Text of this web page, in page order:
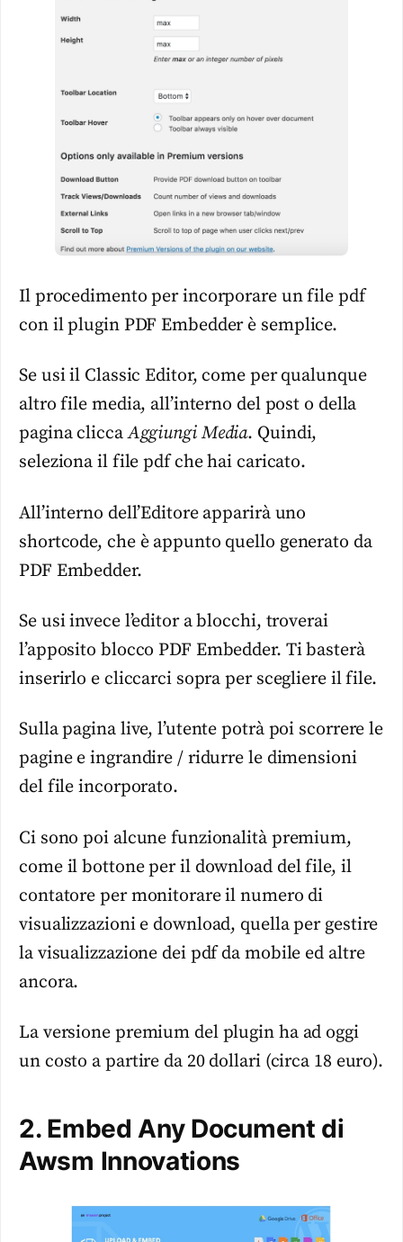
Il procedimento per incorporare un file pdf
con il plugin PDF Embedder è semplice.
Se usi il Classic Editor, come per qualunque
altro file media, all’interno del post o della
pagina cliccaAggiungi Media. Quindi,
seleziona il file pdf che hai caricato.
All’interno dell’Editore apparirà uno
shortcode, che è appunto quello generato da
PDF Embedder.
Se usi invece l’editor a blocchi, troverai
l’apposito blocco PDF Embedder. Ti basterà
inserirlo e cliccarci sopra per scegliere il file.
Sulla pagina live, l’utente potrà poi scorrere le
pagine e ingrandire / ridurre le dimensioni
del file incorporato.
Ci sono poi alcune funzionalità premium,
come il bottone per il download del file, il
contatore per monitorare il numero di
visualizzazioni e download, quella per gestire
la visualizzazione dei pdf da mobile ed altre
ancora.
La versione premium del plugin ha ad oggi
un costo a partire da 20 dollari (circa 18 euro).
2. Embed Any Document di
Awsm Innovations